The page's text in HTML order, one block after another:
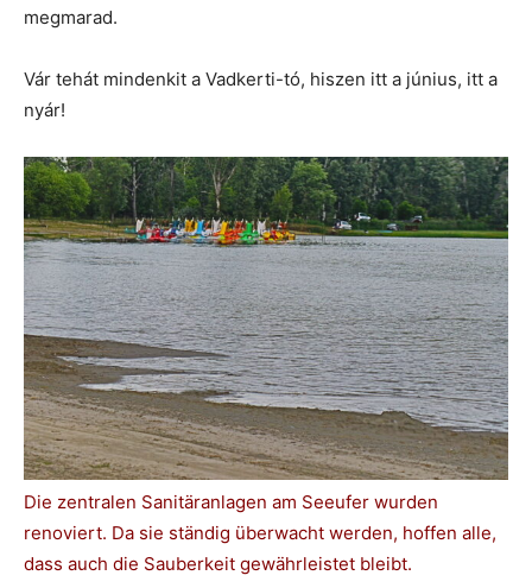
megmarad.
Vár tehát mindenkit a Vadkerti-tó, hiszen itt a június, itt a
nyár!
Die zentralen Sanitäranlagen am Seeufer wurden
renoviert. Da sie ständig überwacht werden, hoffen alle,
dass auch die Sauberkeit gewährleistet bleibt.